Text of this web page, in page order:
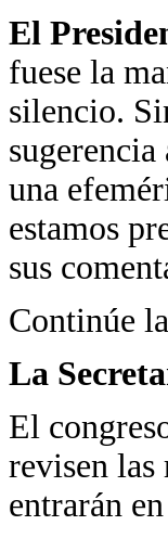
El
fuese la
silencio.
una
estamos
sus
Continúe
La
El
revisen las
entrarán